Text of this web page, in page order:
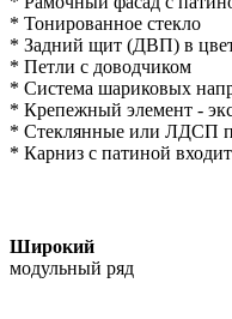
* Тонированное стекло
* Задний щит (ДВП) в
* Петли с доводчиком
* Система шариковых
* Крепежный элемент -
* Стеклянные или ЛДСП
* Карниз с патиной
Широкий
модульный ряд